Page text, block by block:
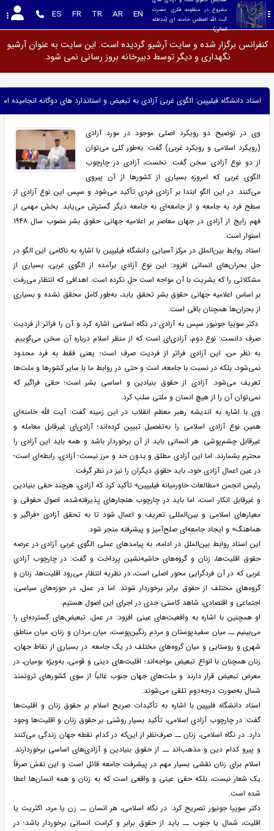
العالی)
EN
AR
TR
FR
ES
کنفرانس برگزار شده و سایت آرشیو گردیده است. این سایت به عنوان آرشیو
نگهداری و دیگر توسط دبیرخانه بروز رسانی نمی شود.
استاد دانشگاه فیلیپین: الگوی غربی آزادی به تبعیض و استاندارد های دوگانه انجامیده
وی در توضیح دو رویکرد اصلی موجود در مورد آزادی
(رویکرد اسلامی و رویکرد غربی) گفت: به‌طور کلی می‌توان
از دو نوع آزادی سخن گفت. نخست، آزادی در چارچوب
الگوی غربی که امروزه بسیاری از کشورها از آن پیروی
می‌کنند. در این الگو ابتدا بر آزادی فردی تأکید می‌شود و سپس این نوع آزادی از
سطح فرد به جامعه و از جامعه‌ای به جامعه دیگر گسترش می‌یابد. بخش مهمی از
فهم رایج از آزادی در جهان معاصر بر اعلامیه جهانی حقوق بشر مصوب سال ۱۹۴۸
استوار است.
استاد روابط بین‌الملل در مرکز آسیایی دانشگاه فیلیپین با اشاره به ناکامی این الگو در
حل بحران‌های انسانی افزود: این نوع آزادیِ برآمده از الگوی غربی، بسیاری از
مشکلاتی را که بشریت با آن مواجه است حل نکرده است. اهدافی که انتظار می‌رفت
بر اساس اعلامیه جهانی حقوق بشر تحقق یابد، به‌طور کامل محقق نشده و بسیاری
از بحران‌ها همچنان باقی است.
دکتر سوییا جونیور سپس به آزادی در نگاه اسلامی اشاره کرد و آن را فراتر از فردیت
صرف دانست: نوع دوم، آزادی‌ای است که از منظر اسلام درباره آن سخن می‌گوییم.
به نظر من، این آزادی فراتر از فردیت صرف است؛ یعنی فقط به فرد محدود
نمی‌شود، بلکه در نسبت با جامعه، امت و حتی در روابط ما با سایر کشورها و ملت‌ها
تعریف می‌شود. آزادی از حقوق بنیادین و اساسی بشر است؛ حقی فراگیر که
نمی‌توان آن را از هیچ انسان و ملتی سلب کرد.
وی با اشاره به اندیشه رهبر معظم انقلاب در این زمینه گفت: آیت الله خامنه‌ای
همین نوع آزادی اسلامی را به‌تفصیل تبیین کرده‌اند؛ آزادی‌ای غیرقابل معامله و
غیرقابل چشم‌پوشی. هر انسانی باید از آن برخوردار باشد و همه باید این آزادی را
محترم بشمارند. اما این آزادی مطلق و بدون حد و مرز نیست؛ آزادی، رابطه‌ای است؛
در عین اعمال آزادی خود، باید حقوق دیگران را نیز در نظر گرفت.
رئیس انجمن «مطالعات خاورمیانه فیلیپین» تأکید کرد که آزادی، هرچند حقی بنیادین
و غیرقابل انکار است، اما باید در چارچوب هنجارهای پذیرفته‌شده، اصول حقوقی و
معیارهای اسلامی و بین‌المللی تعریف و اعمال شود تا به تحقق آزادی «فراگیر و
هماهنگ» و ایجاد جامعه‌ای صلح‌آمیز و پیشرفته منجر شود.
این استاد روابط بین‌الملل در ادامه، به پیامدهای عملی الگوی غربیِ آزادی در عرصه
حقوق اقلیت‌ها، زنان و گروه‌های حاشیه‌نشین پرداخت و گفت: در چارچوب آزادیِ
غربی که در آن فردگرایی محور اصلی است، در نظریه انتظار می‌رود اقلیت‌ها، زنان و
گروه‌های مختلف از حقوق برابر برخوردار شوند. اما در عمل، در حوزه‌های سیاسی،
اجتماعی و اقتصادی، شاهد کاستی جدی در اجرای این اصول هستیم.
او همچنین با اشاره به واقعیت‌های عینی افزود: در عمل، تبعیض‌های گسترده‌ای را
می‌بینیم ــ میان سفیدپوستان و مردم رنگین‌پوست، میان مردان و زنان، میان مناطق
شهری و روستایی و میان گروه‌های مختلف در یک جامعه. در بسیاری از نقاط جهان،
زنان همچنان با انواع تبعیض مواجه‌اند؛ اقلیت‌های دینی و قومی، به‌ویژه بومیان، در
معرض تبعیض قرار دارند و ملت‌های جهان جنوب غالباً از سوی کشورهای ثروتمند
شمال به‌صورت درجه‌دوم تلقی می‌شوند.
استاد دانشگاه فلیپین با اشاره به تأکیدات صریح اسلام بر حقوق زنان و اقلیت‌ها
گفت: در چارچوب آزادی اسلامی، تأکید بسیار روشنی بر حقوق زنان و اقلیت‌ها وجود
دارد. در نگاه اسلامی، زنان ــ صرف‌نظر از این‌که در کدام نقطه جهان زندگی می‌کنند
و پیرو کدام دین و مذهب‌اند ــ از حقوق بنیادین و آزادی‌های اساسی برخوردارند.
اسلام برای زنان نقشی بسیار مهم در پیشرفت جامعه قائل است و این نقش صرفاً
یک شعار نیست، بلکه حقی عینی و واقعی است که به زنان و همه انسان‌ها اعطا
شده است.
دکتر سوییا جونیور تصریح کرد: در نگاه اسلامی، هر انسان ــ زن یا مرد، اکثریت یا
اقلیت، شمال یا جنوب ــ باید از حقوق برابر و کرامت انسانی برخوردار باشد؛ در